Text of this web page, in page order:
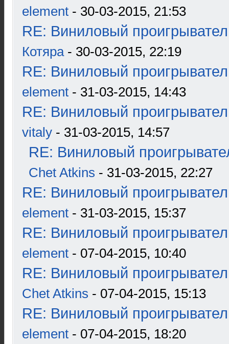
element - 30-03-2015, 21:53
RE: Виниловый
Котяра- 30-03-2015, 22:19
RE: Виниловый
element - 31-03-2015, 14:43
RE: Виниловый
vitaly - 31-03-2015, 14:57
RE: Виниловый
Chet Atkins - 31-03-2015, 22:27
RE: Виниловый
element - 31-03-2015, 15:37
RE: Виниловый
element - 07-04-2015, 10:40
RE: Виниловый
Chet Atkins - 07-04-2015, 15:13
RE: Виниловый
element - 07-04-2015, 18:20